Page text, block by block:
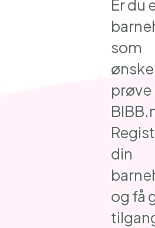
Er du
som
prøve
din
og få